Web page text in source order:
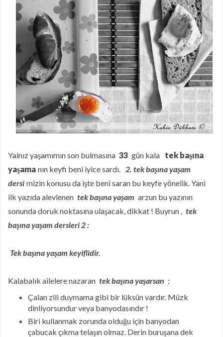
Puf Puf Muzlu Pankek
Nefis Patatesli Dilim Börek
Taze Otlu Kaygana
Ramazan'da Nasıl Beslenmelisiniz?
Limonlu Pamuk Kek
Hatay Yöresinden En Özel Lezzetlerin
Online Mağazası Hataykoy.com
Mor Havuçlu Ekşi Mayalı Ekmek
Yalnız yaşamımın son bulmasına 33 gün kala tek başına
yaşama nın keyfi beni iyice sardı.
2. tek başına yaşam
dersi mizin konusu da işte beni saran bu keyfe yönelik. Yani
ilk yazıda alevlenen tek başına yaşam arzun bu yazının
sonunda doruk noktasına ulaşacak, dikkat ! Buyrun ,
tek
başına yaşam dersleri 2 :
Tek başına yaşam keyiflidir.
Kalabalık ailelere nazaran tek başına yaşarsan ;
Çalan zili duymama gibi bir lüksün vardır. Müzk
dinliyorsundur veya banyodasındır !
Biri kullanmak zorunda olduğu için banyodan
çabucak çıkma telaşın olmaz. Derin buruşana dek